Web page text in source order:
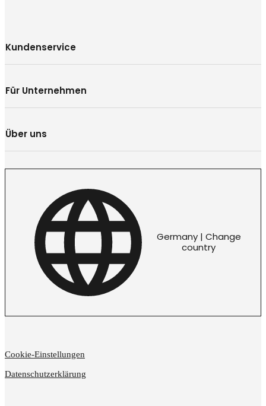
Kundenservice
Für Unternehmen
Über uns
Germany | Change
country
Cookie-Einstellungen
Datenschutzerklärung